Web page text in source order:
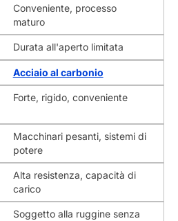
Conveniente, processo
maturo
Durata all'aperto limitata
Acciaio al carbonio
Forte, rigido, conveniente
Macchinari pesanti, sistemi di
potere
Alta resistenza, capacità di
carico
Soggetto alla ruggine senza